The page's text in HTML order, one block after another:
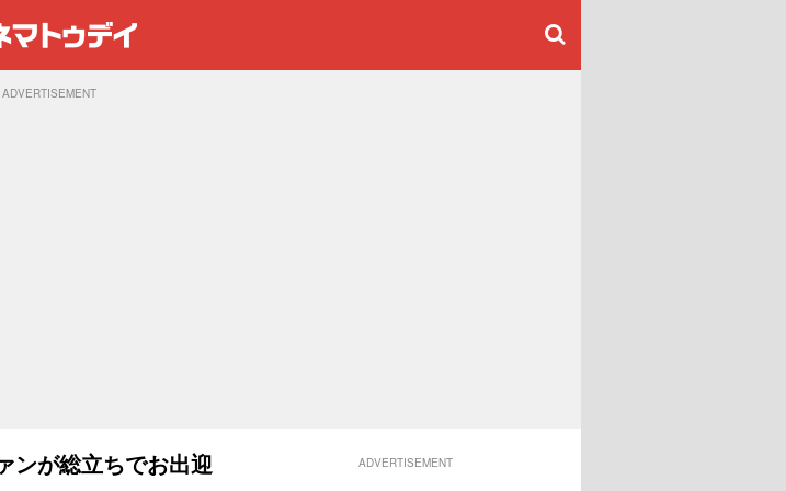
ADVERTISEMENT
ンが総立ちでお出迎
ADVERTISEMENT